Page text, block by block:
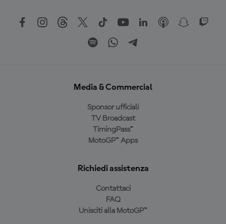
Media & Commercial
Sponsor ufficiali
TV Broadcast
TimingPass™
MotoGP™ Apps
Richiedi assistenza
Contattaci
FAQ
Unisciti alla MotoGP™